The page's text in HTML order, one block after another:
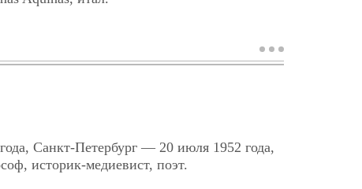
о
фома
Санкт-Петербург — 20 июля 1952 года,
историк-медиевист, поэт.